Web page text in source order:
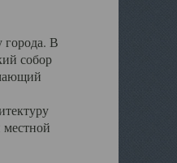
города. В
собор